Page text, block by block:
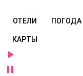
ОТЕЛИ ПОГОДА
КАРТЫ

